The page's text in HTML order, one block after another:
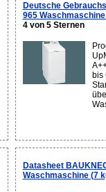
Deutsche
965
4 von 5 Sternen
bis
Datasheet
Waschmaschine (7